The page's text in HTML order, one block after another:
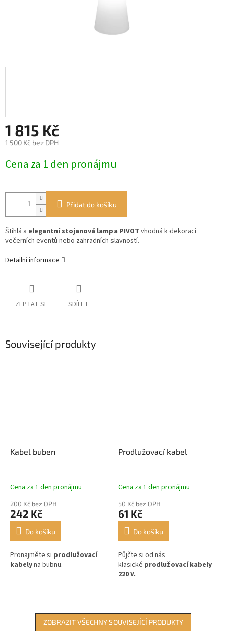
1 815 Kč
1 500 Kč bez DPH
cena:
Cena za 1 den pronájmu
Přidat do košíku
Štíhlá a elegantní stojanová lampa PIVOT vhodná k dekoraci
večerních eventů nebo zahradních slavností.
Detailní informace
ZEPTAT SE SDÍLET
Související produkty
Kabel buben
Cena za 1 den pronájmu
200 Kč bez DPH
242 Kč
Do košíku
Pronajměte si prodlužovací
kabelyna bubnu.
Prodlužovací kabel
Cena za 1 den pronájmu
50 Kč bez DPH
61 Kč
Do košíku
Půjčte si od nás
klasické prodlužovací kabely
220 V.
ZOBRAZIT VŠECHNY SOUVISEJÍCÍ PRODUKTY